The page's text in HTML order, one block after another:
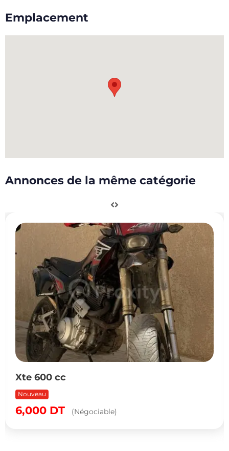
Emplacement
Annonces de la même catégorie
Xte 600 cc
Nouveau
6,000 DT (Négociable)